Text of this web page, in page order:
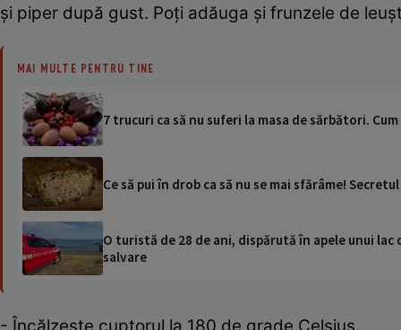
și piper după gust. Poți adăuga și frunzele de
MAI MULTE PENTRU TINE
7 trucuri ca să nu suferi la masa de sărbători.
Ce să pui în drob ca să nu se mai sfărâme!
O turistă de 28 de ani, dispărută în apele unui
salvare